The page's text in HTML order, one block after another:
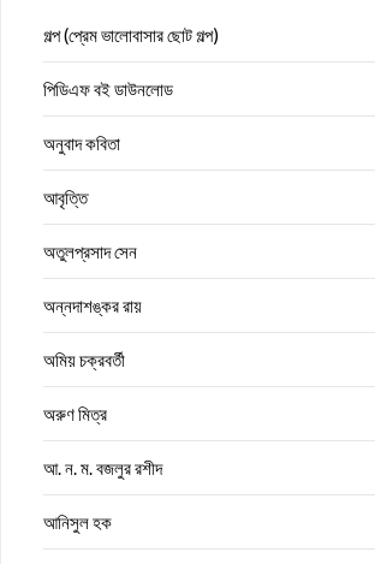
গল্প (প্রেম ভালোবাসার ছোট গল্প)
পিডিএফ বই ডাউনলোড
অনুবাদ কবিতা
আবৃত্তি
অতুলপ্রসাদ সেন
অন্নদাশঙ্কর রায়
অমিয় চক্রবর্তী
অরুণ মিত্র
আ. ন. ম. বজলুর রশীদ
আনিসুল হক